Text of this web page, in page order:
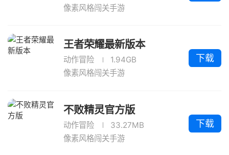
像素风格闯关手游
王者荣耀最新版本
动作冒险
1.94GB
像素风格闯关手游
下载
不败精灵官方版
动作冒险
33.27MB
像素风格闯关手游
下载